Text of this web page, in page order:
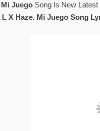
Mi JuegoSong Is New Latest
L X Haze. Mi Juego Song